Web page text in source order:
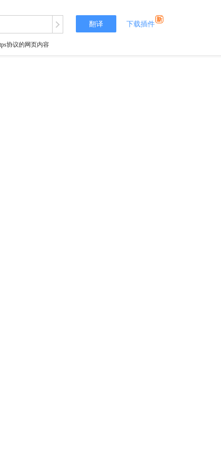
翻译 下载插件
协议的网页内容